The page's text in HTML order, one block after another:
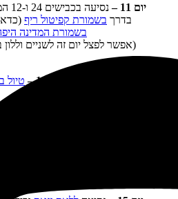
יום 11
–נסיעה בכבישים 24 ו-12 המרהיבים
בדרך בשמורת קפיטול ריף
בשמורת המדינה
(אפשר לפצל יום זה לשניים)
טיול
המשך טיול